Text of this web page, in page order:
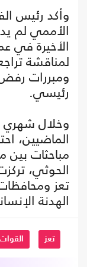
وأكد رئيس
الأممي لم
الأخيرة في
لمناقشة
ومبررات
رئيسي.
وخلال شهري
الماضيين،
مباحثات بين
الحوثي،
تعز
الهدنة
تعز